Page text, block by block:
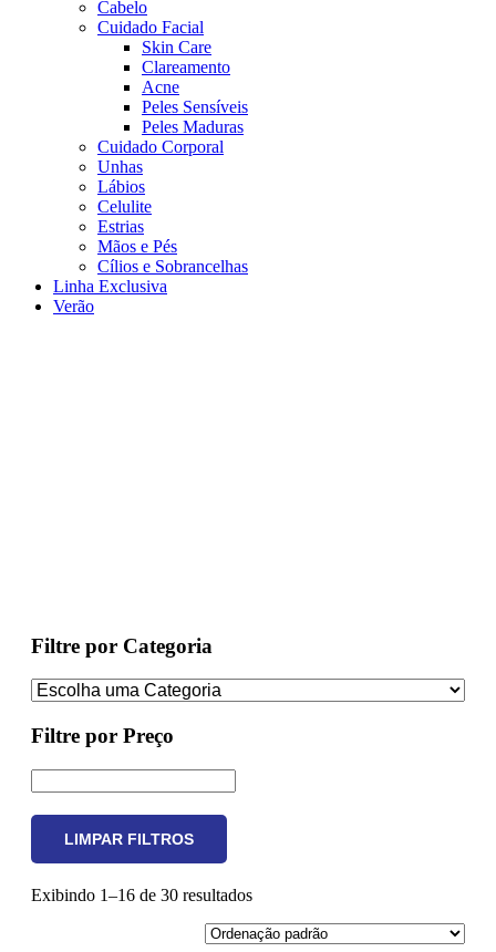
Cabelo
Cuidado Facial
Skin Care
Clareamento
Acne
Peles Sensíveis
Peles Maduras
Cuidado Corporal
Unhas
Lábios
Celulite
Estrias
Mãos e Pés
Cílios e Sobrancelhas
Linha Exclusiva
Verão
Filtre por Categoria
Filtre por Preço
LIMPAR FILTROS
Exibindo 1–16 de 30 resultados